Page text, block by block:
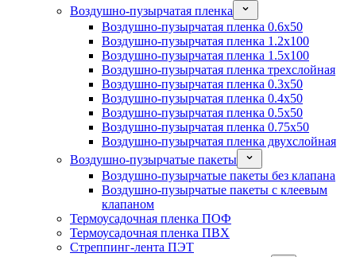
Воздушно-пузырчатая пленка
Воздушно-пузырчатая пленка 0.6x50
Воздушно-пузырчатая пленка 1.2x100
Воздушно-пузырчатая пленка 1.5x100
Воздушно-пузырчатая пленка трехслойная
Воздушно-пузырчатая пленка 0.3x50
Воздушно-пузырчатая пленка 0.4x50
Воздушно-пузырчатая пленка 0.5x50
Воздушно-пузырчатая пленка 0.75x50
Воздушно-пузырчатая пленка двухслойная
Воздушно-пузырчатые пакеты
Воздушно-пузырчатые пакеты без клапана
Воздушно-пузырчатые пакеты с клеевым
клапаном
Термоусадочная пленка ПОФ
Термоусадочная пленка ПВХ
Стреппинг-лента ПЭТ